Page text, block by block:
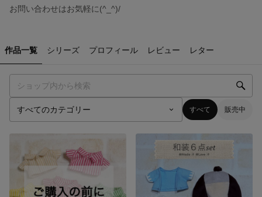
お問い合わせはお気軽に(^_^)/
作品一覧 シリーズ プロフィール レビュー レター
すべて 販売中